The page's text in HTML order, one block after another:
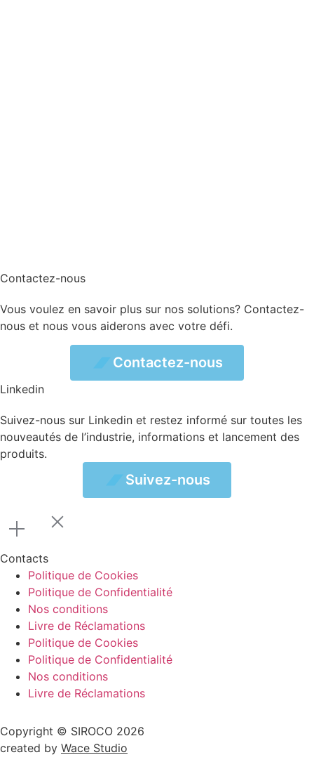
Contactez-nous
Vous voulez en savoir plus sur nos solutions? Contactez-
nous et nous vous aiderons avec votre défi.
Contactez-nous
Linkedin
Suivez-nous sur Linkedin et restez informé sur toutes les
nouveautés de l’industrie, informations et lancement des
produits.
Suivez-nous
Contacts
Politique de Cookies
Politique de Confidentialité
Nos conditions
Livre de Réclamations
Politique de Cookies
Politique de Confidentialité
Nos conditions
Livre de Réclamations
Copyright © SIROCO 2026
created by Wace Studio